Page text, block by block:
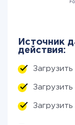
Источник
действия: